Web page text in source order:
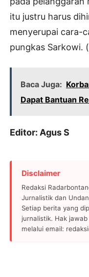
itu justru harus
menyerupai cara-
pungkas Sarkowi.
Baca Juga:
Dapat Bantuan
Editor: Agus S
Disclaimer
Redaksi
Jurnalistik dan
Setiap berita yang
jurnalistik. Hak
melalui email: